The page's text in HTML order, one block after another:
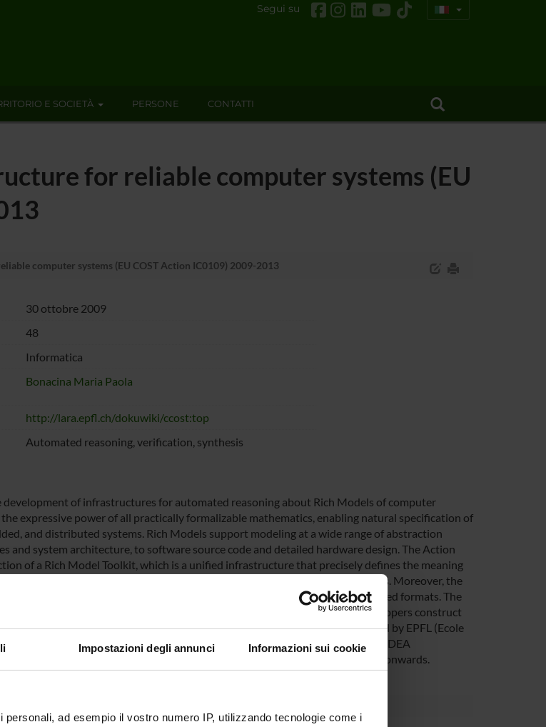
Impostazioni degli annunci Informazioni sui cookie
personali, ad esempio il vostro numero IP, utilizzando tecnologie come i
Segui su
E SOCIETÀ PERSONE CONTATTI
for reliable computer systems (EU
computer systems (EU COST Action IC0109) 2009-2013
30 ottobre 2009
48
Informatica
Bonacina Maria Paola
http://lara.epfl.ch/dokuwiki/ccost:top
Automated reasoning, verification, synthesis
of infrastructures for automated reasoning about Rich Models of computer
the expressive power of all practically formalizable mathematics, enabling natural specification of
and distributed systems. Rich Models support modeling at a wide range of abstraction
and system architecture, to software source code and detailed hardware design. The Action
of a Rich Model Toolkit, which is a unified infrastructure that precisely defines the meaning
representation formats, and supports a number of automated reasoning tools. Moreover, the
new tools for automated reasoning that communicate using these standardized formats. The
a wide range of applicability and improved efficiency, helping system developers construct
reasoning, analysis, and synthesis. The funds of the Action are handled by EPFL (Ecole
Lausanne, Laboratoire LARA) from 30/10/2009 through 31/12/2010 and by IMDEA
Madrid, Facultad de Informática, Fundación IMDEA Software) from 1/1/2011 onwards.